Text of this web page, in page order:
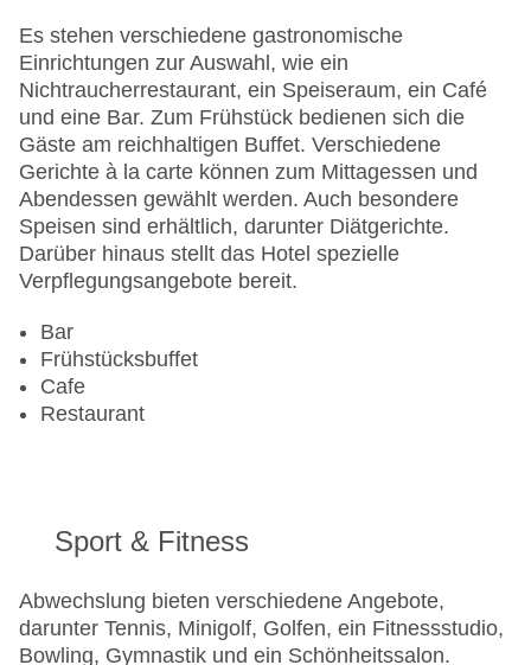
Anzahl der Aufzüge: 1
Zimmerservice
Gesamtanzahl der Stockwerke: 4
Gesamtanzahl der Zimmer: 105
Zahlungsarten: American Express, Diners Club,
Mastercard, Visa
Landeskategorie: 4 Sterne
Es stehen verschiedene gastronomische
Einrichtungen zur Auswahl, wie ein
Nichtraucherrestaurant, ein Speiseraum, ein Café
und eine Bar. Zum Frühstück bedienen sich die
Gäste am reichhaltigen Buffet. Verschiedene
Gerichte à la carte können zum Mittagessen und
Abendessen gewählt werden. Auch besondere
Speisen sind erhältlich, darunter Diätgerichte.
Darüber hinaus stellt das Hotel spezielle
Verpflegungsangebote bereit.
Bar
Frühstücksbuffet
Cafe
Restaurant
Sport & Fitness
Abwechslung bieten verschiedene Angebote,
darunter Tennis, Minigolf, Golfen, ein Fitnessstudio,
Bowling, Gymnastik und ein Schönheitssalon.